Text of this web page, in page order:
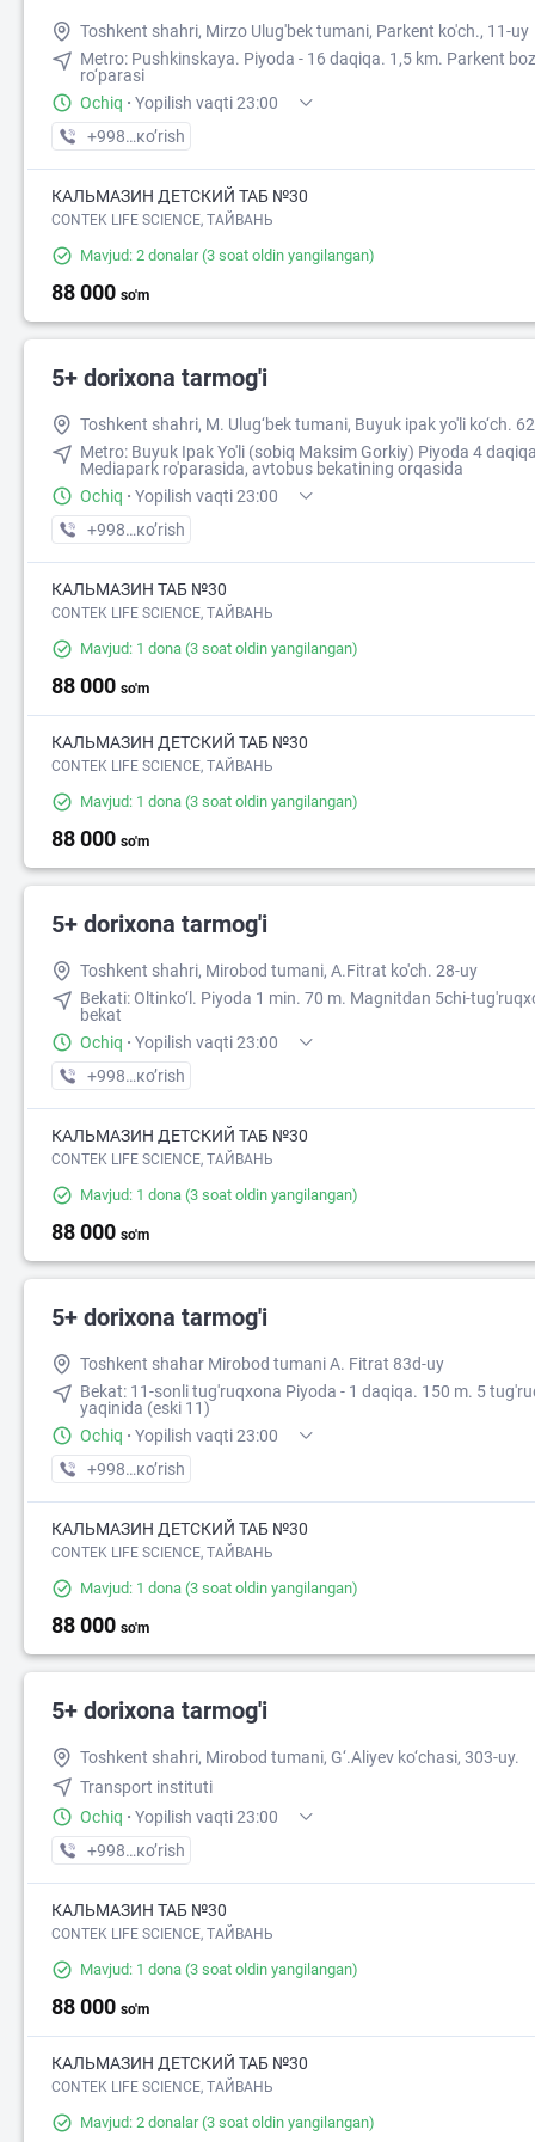
Toshkent shahri, Mirzo Ulug'bek tumani, Parkent ko'ch., 11-uy
Metro: Pushkinskaya. Piyoda - 16 daqiqa. 1,5 km. Parkent
ro‘parasi
Ochiq · Yopilish vaqti 23:00
+998 (71) XXX-XX-XX
кo’rish
КАЛЬМАЗИН ДЕТСКИЙ ТАБ №30
CONTEK LIFE SCIENCE, ТАЙВАНЬ
Mavjud: 2 donalar(3 soat oldin yangilangan)
88 000 so'm
5+ dorixona tarmog'i
Toshkent shahri, M. Ulug‘bek tumani, Buyuk ipak yo'li ko‘ch.
Metro: Buyuk Ipak Yo'li (sobiq Maksim Gorkiy) Piyoda 4
Mediapark ro'parasida, avtobus bekatining orqasida
Ochiq · Yopilish vaqti 23:00
+998 (90) XXX-XX-XX
кo’rish
КАЛЬМАЗИН ТАБ №30
CONTEK LIFE SCIENCE, ТАЙВАНЬ
Mavjud: 1 dona (3 soat oldin yangilangan)
88 000 so'm
КАЛЬМАЗИН ДЕТСКИЙ ТАБ №30
CONTEK LIFE SCIENCE, ТАЙВАНЬ
Mavjud: 1 dona (3 soat oldin yangilangan)
88 000 so'm
5+ dorixona tarmog'i
Toshkent shahri, Mirobod tumani, A.Fitrat ko'ch. 28-uy
Bekati: Oltinko‘l. Piyoda 1 min. 70 m. Magnitdan 5chi-
bekat
Ochiq · Yopilish vaqti 23:00
+998 (99) XXX-XX-XX
кo’rish
КАЛЬМАЗИН ДЕТСКИЙ ТАБ №30
CONTEK LIFE SCIENCE, ТАЙВАНЬ
Mavjud: 1 dona (3 soat oldin yangilangan)
88 000 so'm
5+ dorixona tarmog'i
Toshkent shahar Mirobod tumani A. Fitrat 83d-uy
Bekat: 11-sonli tug'ruqxona Piyoda - 1 daqiqa. 150 m. 5
yaqinida (eski 11)
Ochiq · Yopilish vaqti 23:00
+998 (90) XXX-XX-XX
кo’rish
КАЛЬМАЗИН ДЕТСКИЙ ТАБ №30
CONTEK LIFE SCIENCE, ТАЙВАНЬ
Mavjud: 1 dona (3 soat oldin yangilangan)
88 000 so'm
5+ dorixona tarmog'i
Toshkent shahri, Mirobod tumani, G‘.Aliyev ko‘chasi, 303-uy.
Transport instituti
Ochiq · Yopilish vaqti 23:00
+998 (71) XXX-XX-XX
кo’rish
КАЛЬМАЗИН ТАБ №30
CONTEK LIFE SCIENCE, ТАЙВАНЬ
Mavjud: 1 dona (3 soat oldin yangilangan)
88 000 so'm
КАЛЬМАЗИН ДЕТСКИЙ ТАБ №30
CONTEK LIFE SCIENCE, ТАЙВАНЬ
Mavjud: 2 donalar(3 soat oldin yangilangan)